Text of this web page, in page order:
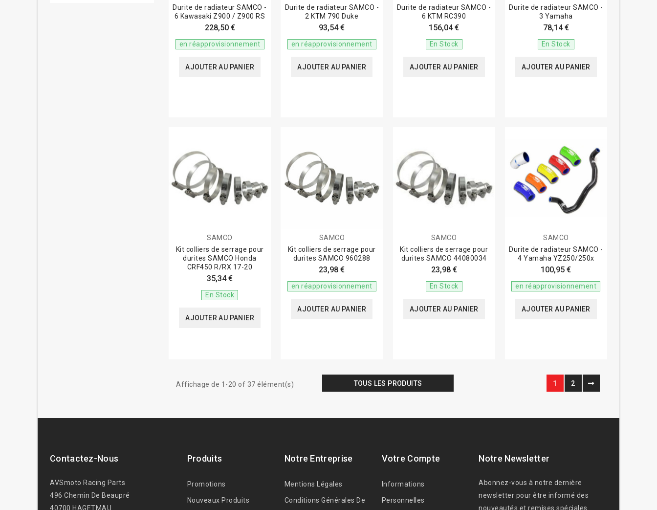
Durite de radiateur SAMCO -
6 Kawasaki Z900 / Z900 RS
228,50 €
en réapprovisionnement
AJOUTER AU PANIER
Durite de radiateur SAMCO -
2 KTM 790 Duke
93,54 €
en réapprovisionnement
AJOUTER AU PANIER
Durite de radiateur SAMCO -
6 KTM RC390
156,04 €
En Stock
AJOUTER AU PANIER
Durite de radiateur SAMCO -
3 Yamaha
78,14 €
En Stock
AJOUTER AU PANIER
SAMCO
Kit colliers de serrage pour
durites SAMCO Honda
CRF450 R/RX 17-20
35,34 €
En Stock
AJOUTER AU PANIER
SAMCO
Kit colliers de serrage pour
durites SAMCO 960288
23,98 €
en réapprovisionnement
AJOUTER AU PANIER
SAMCO
Kit colliers de serrage pour
durites SAMCO 44080034
23,98 €
En Stock
AJOUTER AU PANIER
SAMCO
Durite de radiateur SAMCO -
4 Yamaha YZ250/250x
100,95 €
en réapprovisionnement
AJOUTER AU PANIER
Affichage de 1-20 of 37 élément(s) TOUS LES PRODUITS 1 2
Contactez-Nous
AVSmoto Racing Parts
496 Chemin De Beaupré
40700 HAGETMAU
Produits
Promotions
Nouveaux Produits
Notre Entreprise
Mentions Légales
Conditions Générales De
Votre Compte
Informations
Personnelles
Notre Newsletter
Abonnez-vous à notre dernière
newsletter pour être informé des
nouveautés et remises spéciales.